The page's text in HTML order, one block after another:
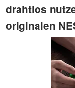
drahtlos
originalen